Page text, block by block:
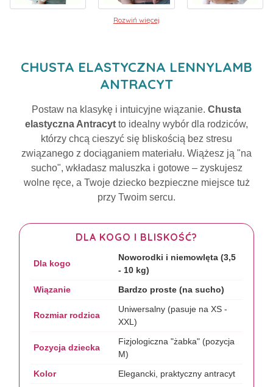
Rozwiń więcej
CHUSTA ELASTYCZNA LENNYLAMB
ANTRACYT
Postaw na klasykę i intuicyjne wiązanie. Chusta
elastyczna Antracyt to idealny wybór dla rodziców,
którzy chcą cieszyć się bliskością bez stresu
związanego z dociąganiem materiału. Wiążesz ją "na
sucho", wkładasz maluszka i gotowe – zyskujesz
wolne ręce, a Twoje dziecko bezpieczne miejsce tuż
przy Twoim sercu.
DLA KOGO I BLISKOŚĆ?
Dla kogo
Noworodki i niemowlęta (3,5
- 10 kg)
Wiązanie
Bardzo proste (na sucho)
Rozmiar rodzica
Uniwersalny (pasuje na XS -
XXL)
Pozycja dziecka
Fizjologiczna "żabka" (pozycja
M)
Kolor
Elegancki, praktyczny antracyt